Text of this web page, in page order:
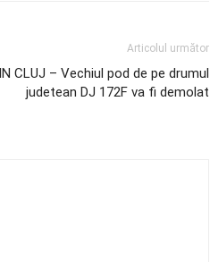
Articolul următor
CLUJ – Vechiul pod de pe drumul
judetean DJ 172F va fi demolat